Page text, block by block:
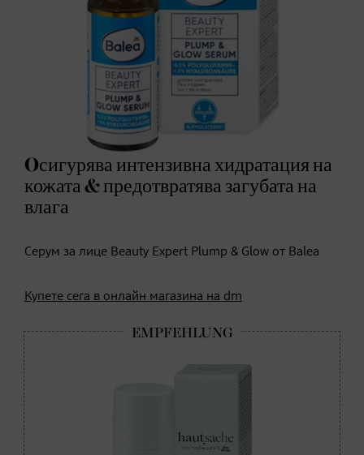
Oсигурява интензивна хидратация на
кожата & предотвратява загубата на
влага
Серум за лице Beauty Expert Plump & Glow oт Balea
Купете сега в онлайн магазина на dm